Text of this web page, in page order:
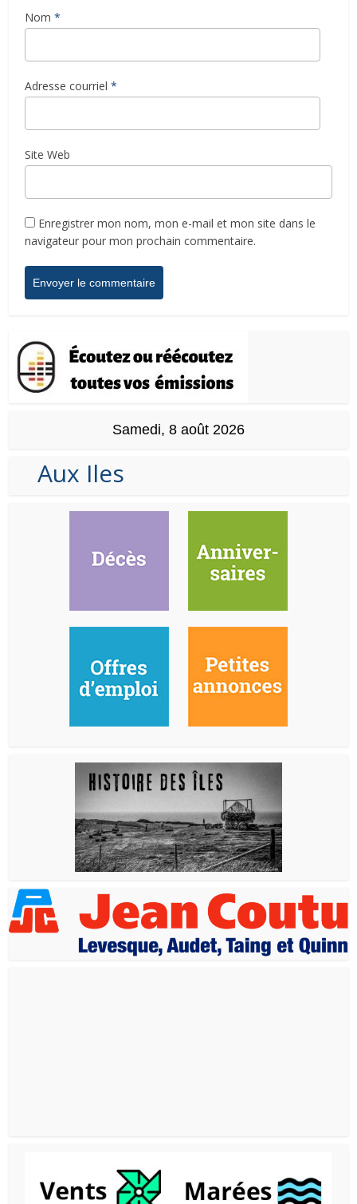
Nom *
Adresse courriel *
Site Web
Enregistrer mon nom, mon e-mail et mon site dans le
navigateur pour mon prochain commentaire.
Samedi, 8 août 2026
Aux Iles